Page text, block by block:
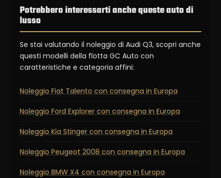
Potrebbero interessarti anche queste auto di
lusso
Se stai valutando il noleggio di Audi Q3, scopri anche
questi modelli della flotta GC Auto con
caratteristiche e categoria affini:
Noleggio Fiat Talento con consegna in Europa
Noleggio Ford Explorer con consegna in Europa
Noleggio Kia Stinger con consegna in Europa
Noleggio Peugeot 2008 con consegna in Europa
Noleggio BMW X4 con consegna in Europa